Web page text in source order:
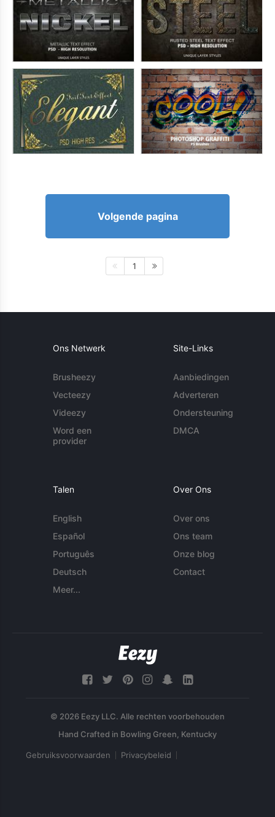
Volgende pagina
1
Ons Netwerk
Brusheezy
Vecteezy
Videezy
Word een
provider
Site-Links
Aanbiedingen
Adverteren
Ondersteuning
DMCA
Talen
English
Español
Português
Deutsch
Meer...
Over Ons
Over ons
Ons team
Onze blog
Contact
© 2026 Eezy LLC. Alle rechten voorbehouden
Gebruiksvoorwaarden Privacybeleid